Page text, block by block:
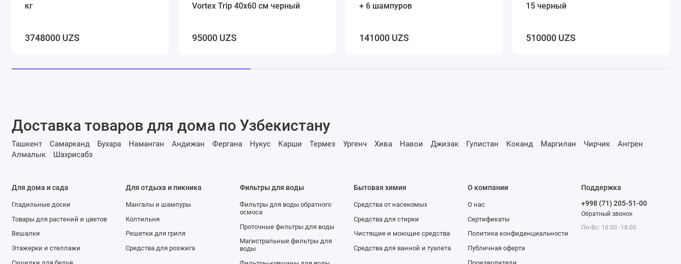
кг
3748000 UZS
Vortex Trip 40х60 см черный
95000 UZS
+ 6 шампуров
141000 UZS
15 черный
510000 UZS
Доставка товаров для дома по Узбекистану
Ташкент Самарканд Бухара Наманган Андижан Фергана Нукус Карши Термез Ургенч Хива Навои Джизак Гулистан Коканд Маргилан Чирчик
Ангрен
Алмалык
Шахрисабз
Для дома и сада
Гладильные доски
Товары для растений и цветов
Вешалки
Этажерки и стеллажи
Для отдыха и пикника
Мангалы и шампуры
Коптильня
Решетки для гриля
Средства для розжига
Фильтры для воды
Фильтры для воды обратного
осмоса
Проточные фильтры для воды
Магистральные фильтры для
воды
Бытовая химия
Средства от насекомых
Средства для стирки
Чистящие и моющие средства
Средства для ванной и туалета
О компании
О нас
Сертификаты
Политика конфиденциальности
Публичная оферта
Поддержка
+998 (71) 205-51-00
Обратный звонок
Пн-Вс: 10.00 -18.00